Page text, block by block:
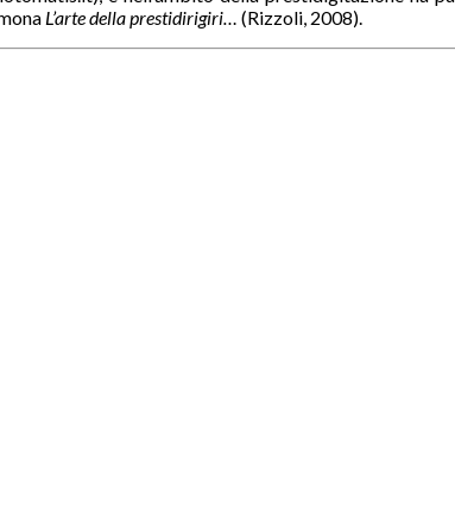
L’arte della prestidirigiri… (Rizzoli, 2008).